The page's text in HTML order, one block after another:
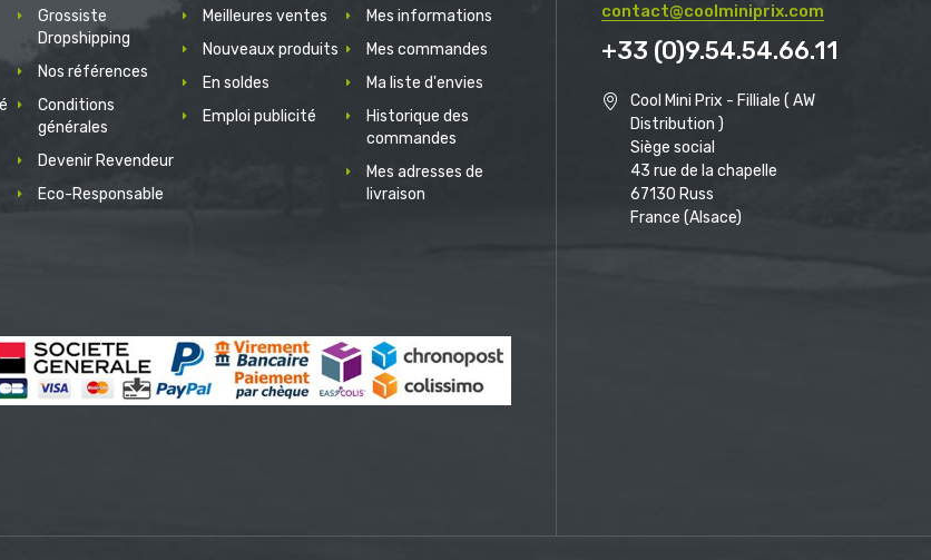
contact@coolminiprix.com
+33 (0)9.54.54.66.11
Cool Mini Prix - Filliale ( AW
Distribution )
Siège social
43 rue de la chapelle
67130 Russ
France (Alsace)
Grossiste
Dropshipping
Nos références
Conditions
générales
Devenir Revendeur
Eco-Responsable
Meilleures ventes
Nouveaux produits
En soldes
Emploi publicité
Mes informations
Mes commandes
Ma liste d'envies
Historique des
commandes
Mes adresses de
livraison